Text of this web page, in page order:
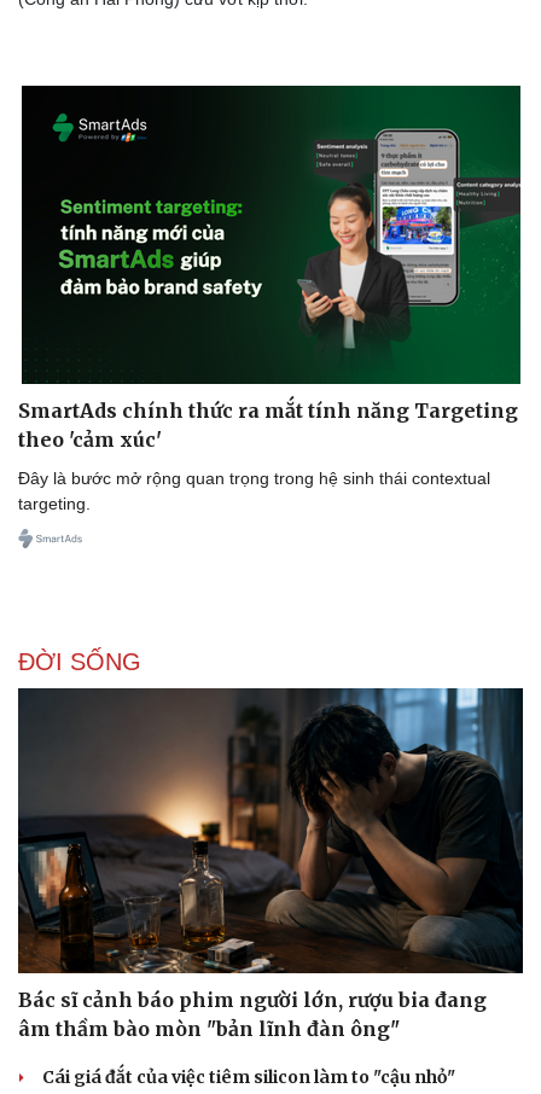
Doanh nghiệp
Công nghệ
SmartAds chính thức ra mắt tính năng Targeting
theo 'cảm xúc'
Đây là bước mở rộng quan trọng trong hệ sinh thái contextual
targeting.
ĐỜI SỐNG
Bác sĩ cảnh báo phim người lớn, rượu bia đang
âm thầm bào mòn "bản lĩnh đàn ông"
Cái giá đắt của việc tiêm silicon làm to "cậu nhỏ"